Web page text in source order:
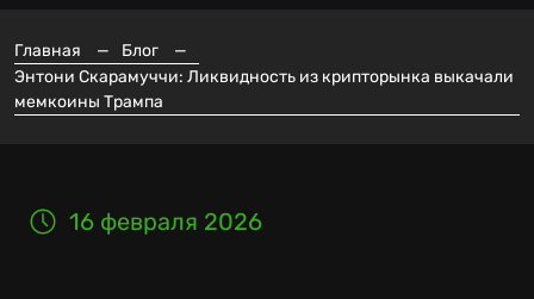
Главная — Блог
—
Энтони Скарамуччи: Ликвидность из крипторынка выкачали
мемкоины Трампа
16 февраля 2026